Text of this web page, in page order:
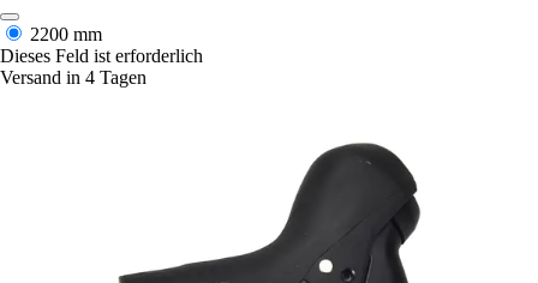
2200 mm
Dieses Feld ist erforderlich
Versand in 4 Tagen